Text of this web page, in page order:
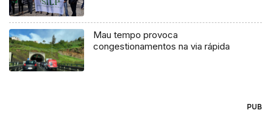
Mau tempo provoca
congestionamentos na via rápida
PUB